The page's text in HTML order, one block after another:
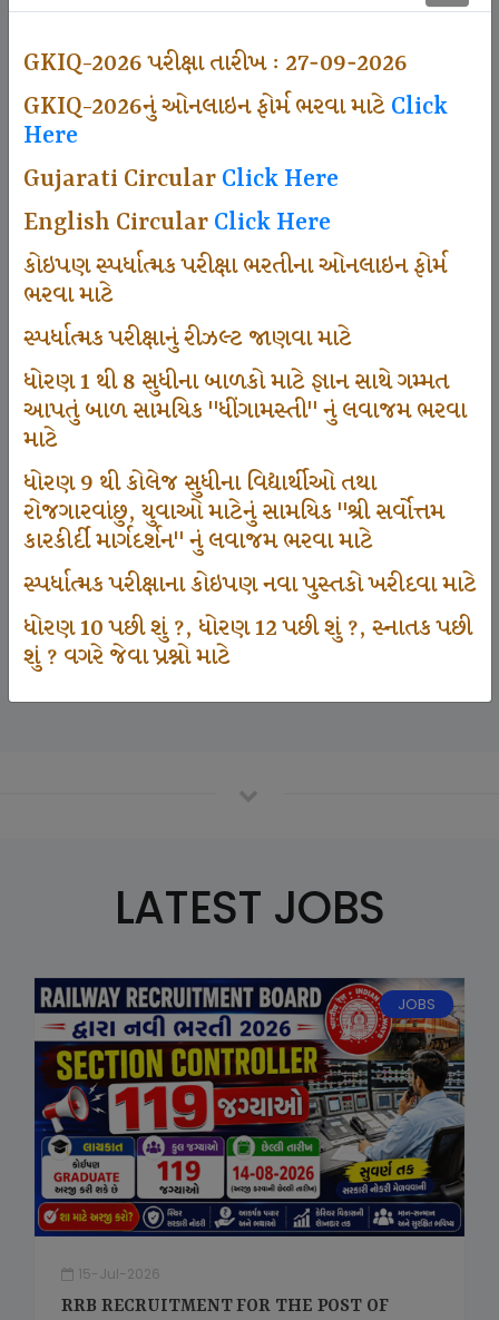
GKIQ-2026 પરીક્ષા તારીખ : 27-09-2026
GKIQ-2026નું ઓનલાઇન ફોર્મ ભરવા માટેClick
Here
Gujarati CircularClick Here
English CircularClick Here
કોઇપણ સ્પર્ધાત્મક પરીક્ષા ભરતીના ઓનલાઇન ફોર્મ
ભરવા માટે
સ્પર્ધાત્મક પરીક્ષાનું રીઝલ્ટ જાણવા માટે
ધોરણ 1 થી 8 સુધીના બાળકો માટે જ્ઞાન સાથે ગમ્મત
આપતું બાળ સામયિક "ધીંગામસ્તી" નું લવાજમ ભરવા
માટે
ધોરણ 9 થી કોલેજ સુધીના વિદ્યાર્થીઓ તથા
રોજગારવાંછુ, યુવાઓ માટેનું સામયિક "શ્રી સર્વોત્તમ
કારકીર્દી માર્ગદર્શન" નું લવાજમ ભરવા માટે
સ્પર્ધાત્મક પરીક્ષાના કોઇપણ નવા પુસ્તકો ખરીદવા માટે
ધોરણ 10 પછી શું ?, ધોરણ 12 પછી શું ?, સ્નાતક પછી
શું ? વગરે જેવા પ્રશ્નો માટે
500
Dhingamasti Subscription
671
1000
Participate School In GKIQ
125000
LATEST JOBS
JOBS
15-Jul-2026
RRB RECRUITMENT FOR THE POST OF